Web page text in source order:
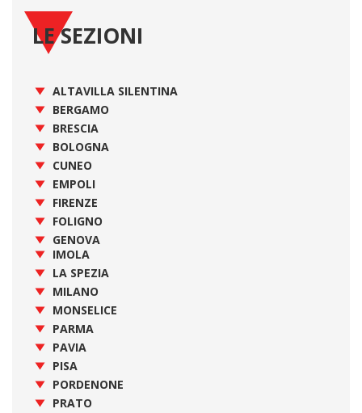
LE SEZIONI
ALTAVILLA SILENTINA
BERGAMO
BRESCIA
BOLOGNA
CUNEO
EMPOLI
FIRENZE
FOLIGNO
GENOVA
IMOLA
LA SPEZIA
MILANO
MONSELICE
PARMA
PAVIA
PISA
PORDENONE
PRATO